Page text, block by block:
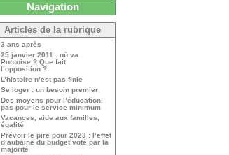
Navigation
Articles de la rubrique
3 ans après
25 janvier 2011 : où va
Pontoise ? Que fait
l’opposition ?
L’histoire n’est pas finie
Se loger : un besoin premier
Des moyens pour l’éducation,
pas pour le service minimum
Vacances, aide aux familles,
égalité
Prévoir le pire pour 2023 : l’effet
d’aubaine du budget voté par la
majorité